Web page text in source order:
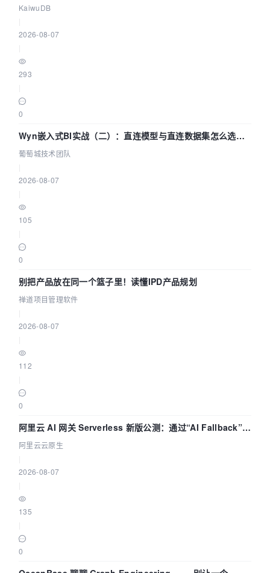
技术路径
KaiwuDB
2026-08-07
293
0
Wyn嵌入式BI实战（二）：直连模型与直连数据集怎么选，
参数为什么不生效？| 葡萄城技术团队
葡萄城技术团队
2026-08-07
105
0
别把产品放在同一个篮子里！读懂IPD产品规划
禅道项目管理软件
2026-08-07
112
0
阿里云 AI 网关 Serverless 新版公测：通过“AI Fallback”与
拓扑可视化构建 AI 流量治理底座
阿里云云原生
2026-08-07
135
0